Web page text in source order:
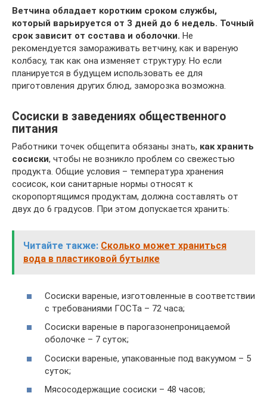
Ветчина обладает коротким сроком службы,
который варьируется от 3 дней до 6 недель. Точный
срок зависит от состава и оболочки. Не
рекомендуется замораживать ветчину, как и вареную
колбасу, так как она изменяет структуру. Но если
планируется в будущем использовать ее для
приготовления других блюд, заморозка возможна.
Сосиски в заведениях общественного
питания
Работники точек общепита обязаны знать, как хранить
сосиски, чтобы не возникло проблем со свежестью
продукта. Общие условия – температура хранения
сосисок, кои санитарные нормы относят к
скоропортящимся продуктам, должна составлять от
двух до 6 градусов. При этом допускается хранить:
Читайте также: Сколько может храниться
вода в пластиковой бутылке
Сосиски вареные, изготовленные в соответствии
с требованиями ГОСТа – 72 часа;
Сосиски вареные в парогазонепроницаемой
оболочке – 7 суток;
Сосиски вареные, упакованные под вакуумом – 5
суток;
Мясосодержащие сосиски – 48 часов;